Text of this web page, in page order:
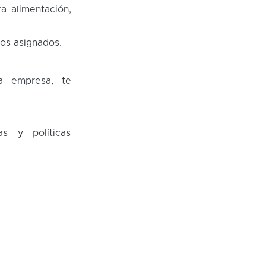
alimentación,
asignados.
empresa, te
y políticas